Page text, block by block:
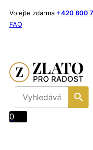
Volejte zdarma +420 800
FAQ
0